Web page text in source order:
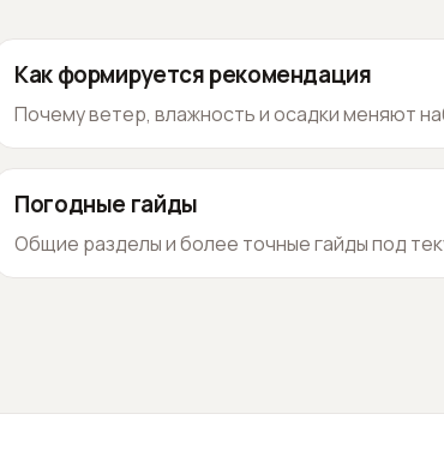
Как формируется рекомендация
Почему ветер, влажность и осадки меняют
Погодные гайды
Общие разделы и более точные гайды под